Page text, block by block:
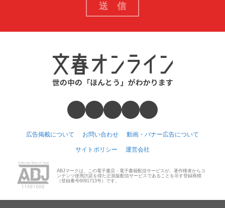
広告掲載について お問い合わせ 動画・バナー広告について
サイトポリシー 運営会社
ABJマークは、この電子書店・電子書籍配信サービスが、著作権者からコ
ンテンツ使用許諾を得た正規版配信サービスであることを示す登録商標
（登録番号6091713号）です。